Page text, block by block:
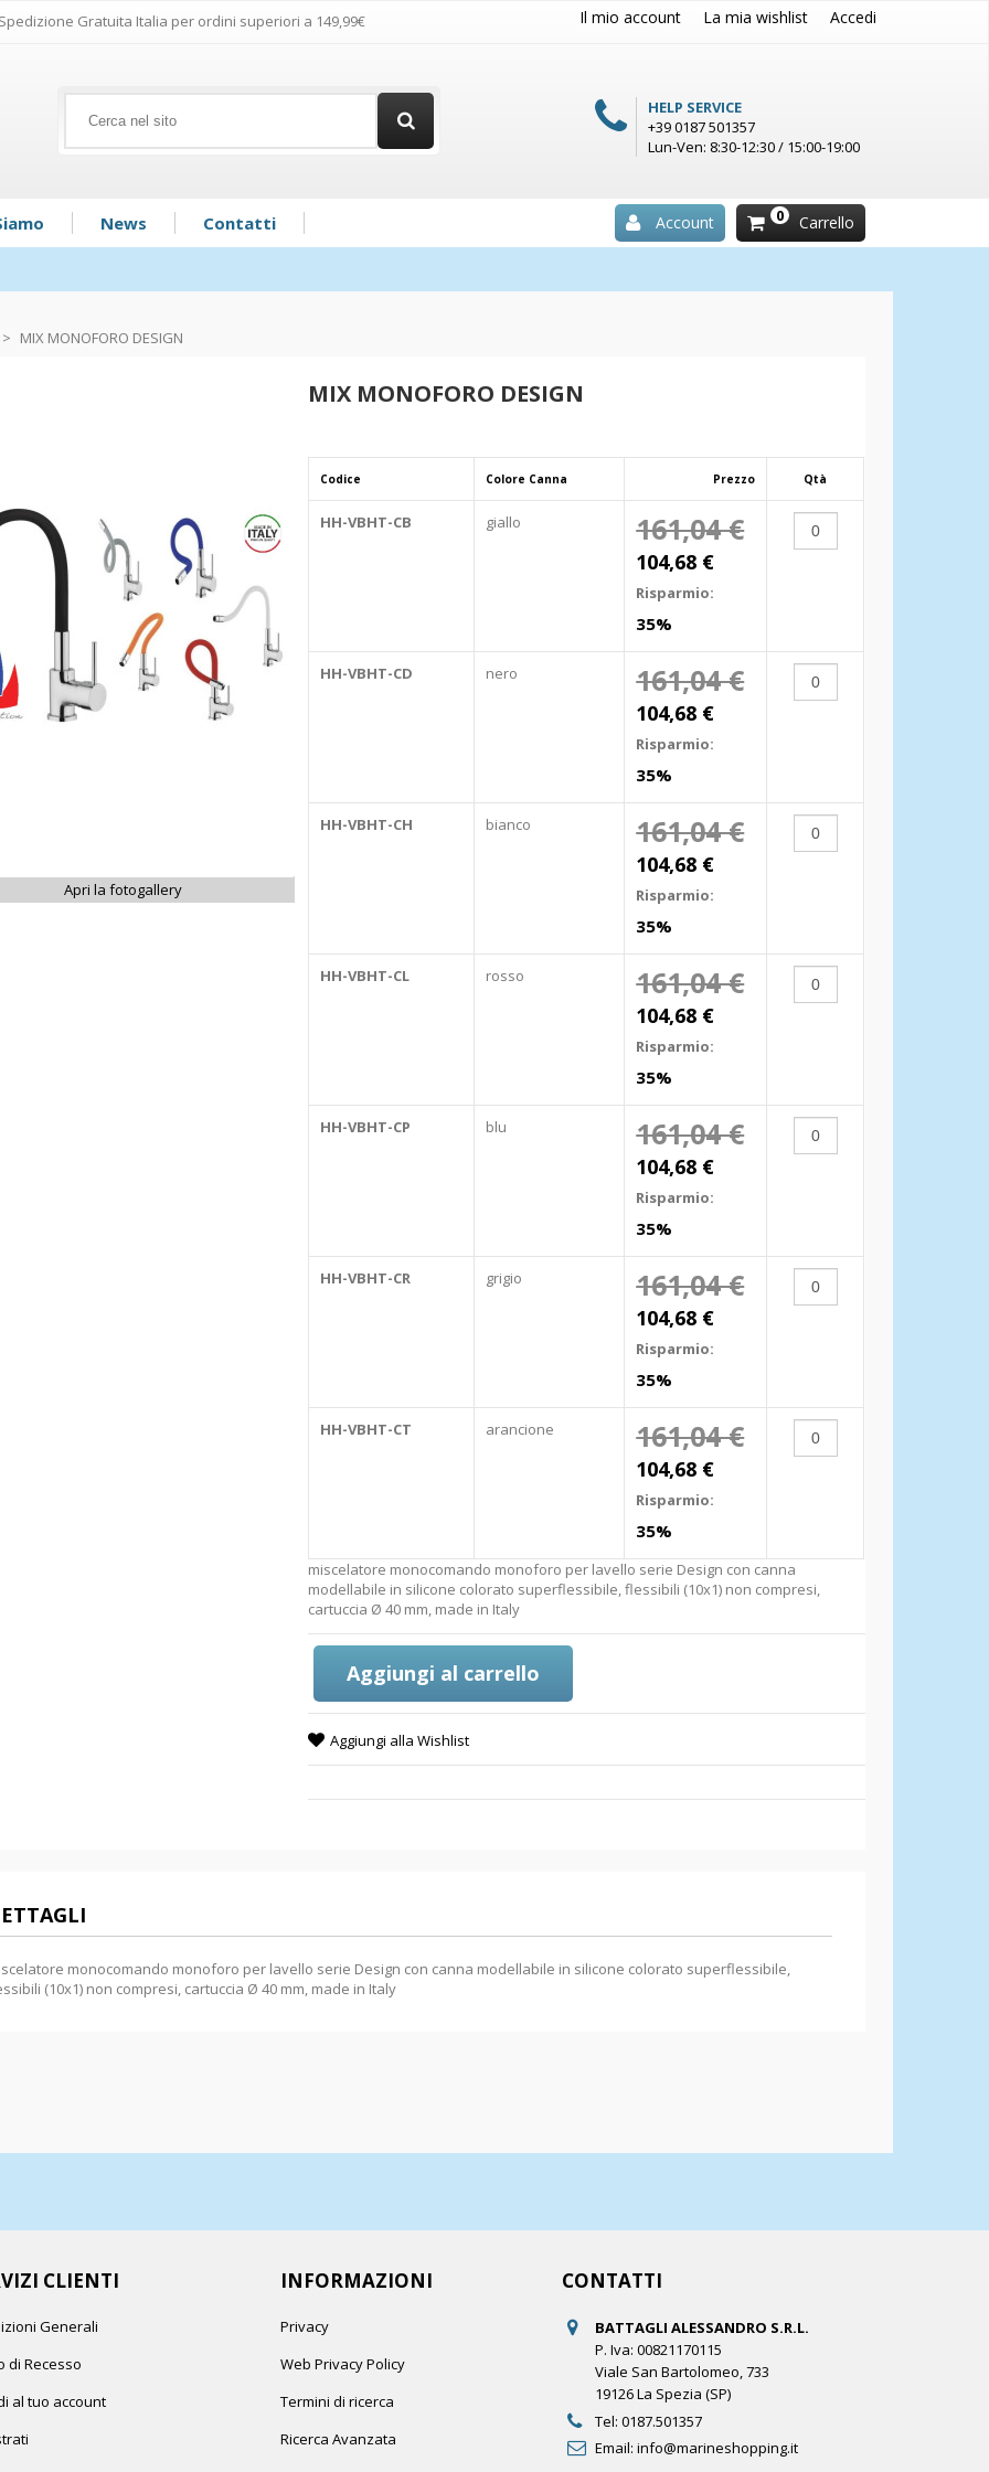
Il mio account La mia wishlist Accedi
Gratuita Italia per ordini superiori a 149,99€
HELP SERVICE
+39 0187 501357
Lun-Ven: 8:30-12:30 / 15:00-19:00
News Contatti Carrello
0
Account
> MIX MONOFORO DESIGN
Apri la fotogallery
MIX MONOFORO DESIGN
Codice Colore Canna Prezzo Qtà
HH-VBHT-CB giallo 161,04 €
104,68 €
Risparmio:
35%
HH-VBHT-CD nero 161,04 €
104,68 €
Risparmio:
35%
HH-VBHT-CH bianco 161,04 €
104,68 €
Risparmio:
35%
HH-VBHT-CL rosso 161,04 €
104,68 €
Risparmio:
35%
HH-VBHT-CP blu 161,04 €
104,68 €
Risparmio:
35%
HH-VBHT-CR grigio 161,04 €
104,68 €
Risparmio:
35%
HH-VBHT-CT arancione 161,04 €
104,68 €
Risparmio:
35%
miscelatore monocomando monoforo per lavello serie Design con canna
modellabile in silicone colorato superflessibile, flessibili (10x1) non compresi,
cartuccia Ø 40 mm, made in Italy
Aggiungi al carrello
Aggiungi alla Wishlist
monocomando monoforo per lavello serie Design con canna modellabile in silicone colorato superflessibile,
(10x1) non compresi, cartuccia Ø 40 mm, made in Italy
CLIENTI
Generali
di Recesso
al tuo account
INFORMAZIONI
Privacy
Web Privacy Policy
Termini di ricerca
Ricerca Avanzata
CONTATTI
BATTAGLI ALESSANDRO S.R.L.
P. Iva: 00821170115
Viale San Bartolomeo, 733
19126 La Spezia (SP)
Tel: 0187.501357
Email: info@marineshopping.it